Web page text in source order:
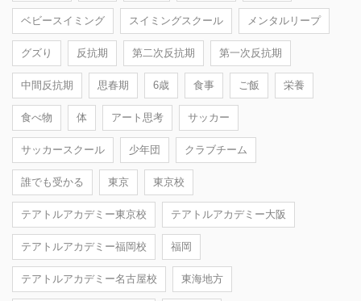
ベビースイミング スイミングスクール メンタルリープ
グズり 反抗期 第二次反抗期 第一次反抗期
中間反抗期 思春期 6歳 食事 ご飯 栄養
食べ物 体 アート思考 サッカー
サッカースクール 少年団 クラブチーム
誰でも受かる 東京 東京校
テアトルアカデミー東京校 テアトルアカデミー大阪
テアトルアカデミー福岡校 福岡
テアトルアカデミー名古屋校 東海地方